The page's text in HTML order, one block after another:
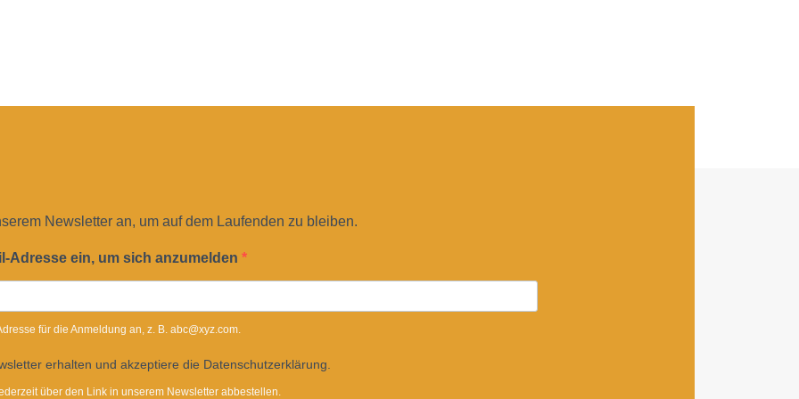
Newsletter an, um auf dem Laufenden zu bleiben.
Adresse ein, um sich anzumelden
für die Anmeldung an, z. B. abc@xyz.com.
erhalten und akzeptiere die Datenschutzerklärung.
über den Link in unserem Newsletter abbestellen.